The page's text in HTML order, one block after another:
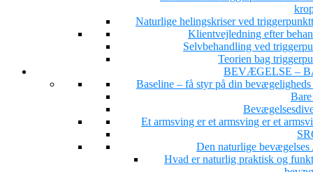
Naturlige helingskriser ved
Klientvejledning efter
Selvbehandling ved
Teorien bag
BEVÆGELSE –
Baseline – få styr på din bevægeligheds
Et armsving er et armsving er et
Den naturlige
Hvad er naturlig praktisk og